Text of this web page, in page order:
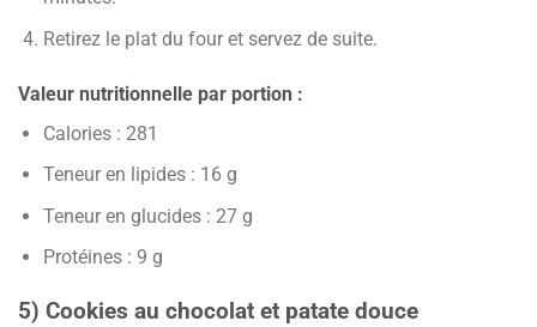
Retirez le plat du four et servez de suite.
Valeur nutritionnelle par portion :
Calories : 281
Teneur en lipides : 16 g
Teneur en glucides : 27 g
Protéines : 9 g
5) Cookies au chocolat et patate douce